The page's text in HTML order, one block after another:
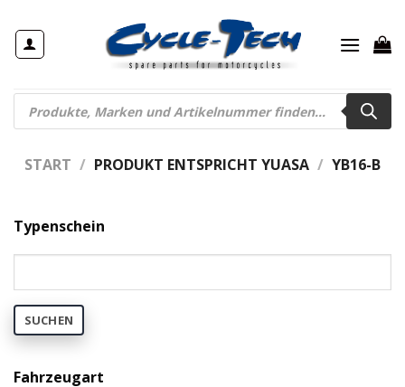
Inhalt
springen
Products
search
START / PRODUKT ENTSPRICHT YUASA / YB16-B
Typenschein
SUCHEN
Fahrzeugart